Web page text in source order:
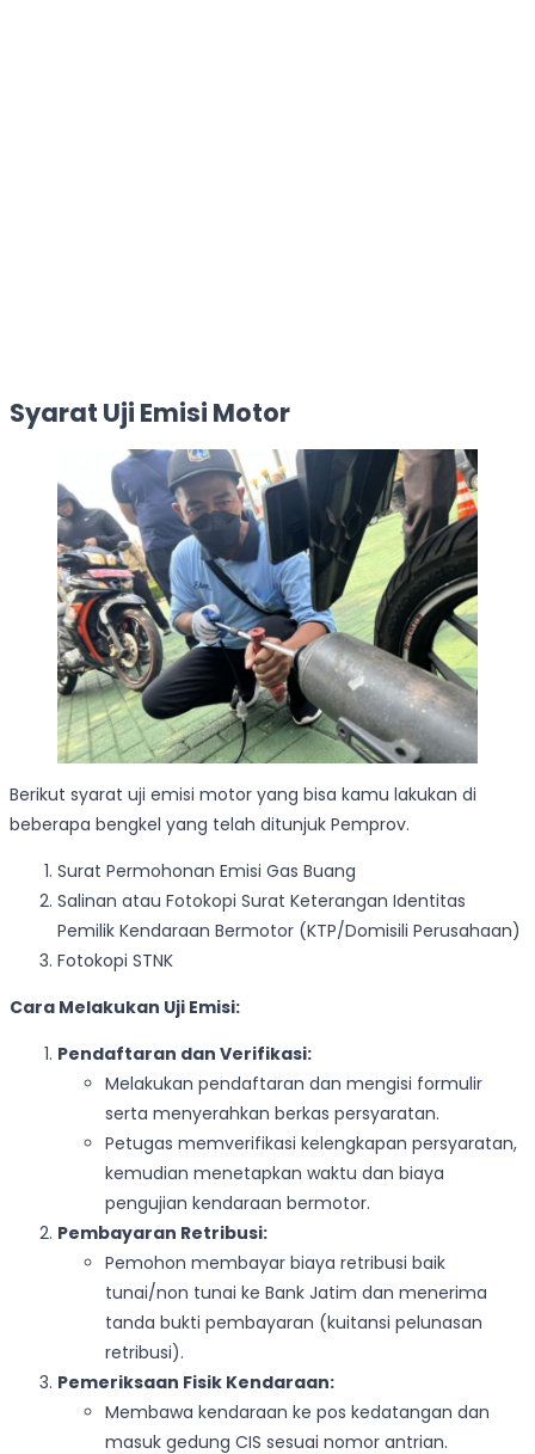
Syarat Uji Emisi Motor
Berikut syarat uji emisi motor yang bisa kamu lakukan di
beberapa bengkel yang telah ditunjuk Pemprov.
Surat Permohonan Emisi Gas Buang
Salinan atau Fotokopi Surat Keterangan Identitas
Pemilik Kendaraan Bermotor (KTP/Domisili Perusahaan)
Fotokopi STNK
Cara Melakukan Uji Emisi:
Pendaftaran dan Verifikasi:
Melakukan pendaftaran dan mengisi formulir
serta menyerahkan berkas persyaratan.
Petugas memverifikasi kelengkapan persyaratan,
kemudian menetapkan waktu dan biaya
pengujian kendaraan bermotor.
Pembayaran Retribusi:
Pemohon membayar biaya retribusi baik
tunai/non tunai ke Bank Jatim dan menerima
tanda bukti pembayaran (kuitansi pelunasan
retribusi).
Pemeriksaan Fisik Kendaraan:
Membawa kendaraan ke pos kedatangan dan
masuk gedung CIS sesuai nomor antrian.